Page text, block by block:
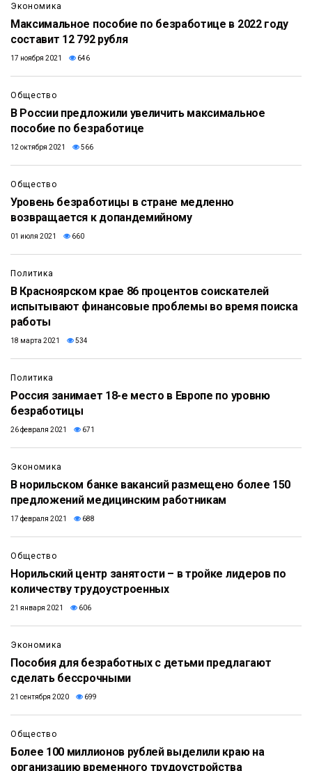
Экономика
Максимальное пособие по безработице в 2022 году
составит 12 792 рубля
17 ноября 2021 646
Общество
В России предложили увеличить максимальное
пособие по безработице
12 октября 2021 566
Общество
Уровень безработицы в стране медленно
возвращается к допандемийному
01 июля 2021 660
Политика
В Красноярском крае 86 процентов соискателей
испытывают финансовые проблемы во время поиска
работы
18 марта 2021 534
Политика
Россия занимает 18-е место в Европе по уровню
безработицы
26 февраля 2021 671
Экономика
В норильском банке вакансий размещено более 150
предложений медицинским работникам
17 февраля 2021 688
Общество
Норильский центр занятости – в тройке лидеров по
количеству трудоустроенных
21 января 2021 606
Экономика
Пособия для безработных с детьми предлагают
сделать бессрочными
21 сентября 2020 699
Общество
Более 100 миллионов рублей выделили краю на
организацию временного трудоустройства